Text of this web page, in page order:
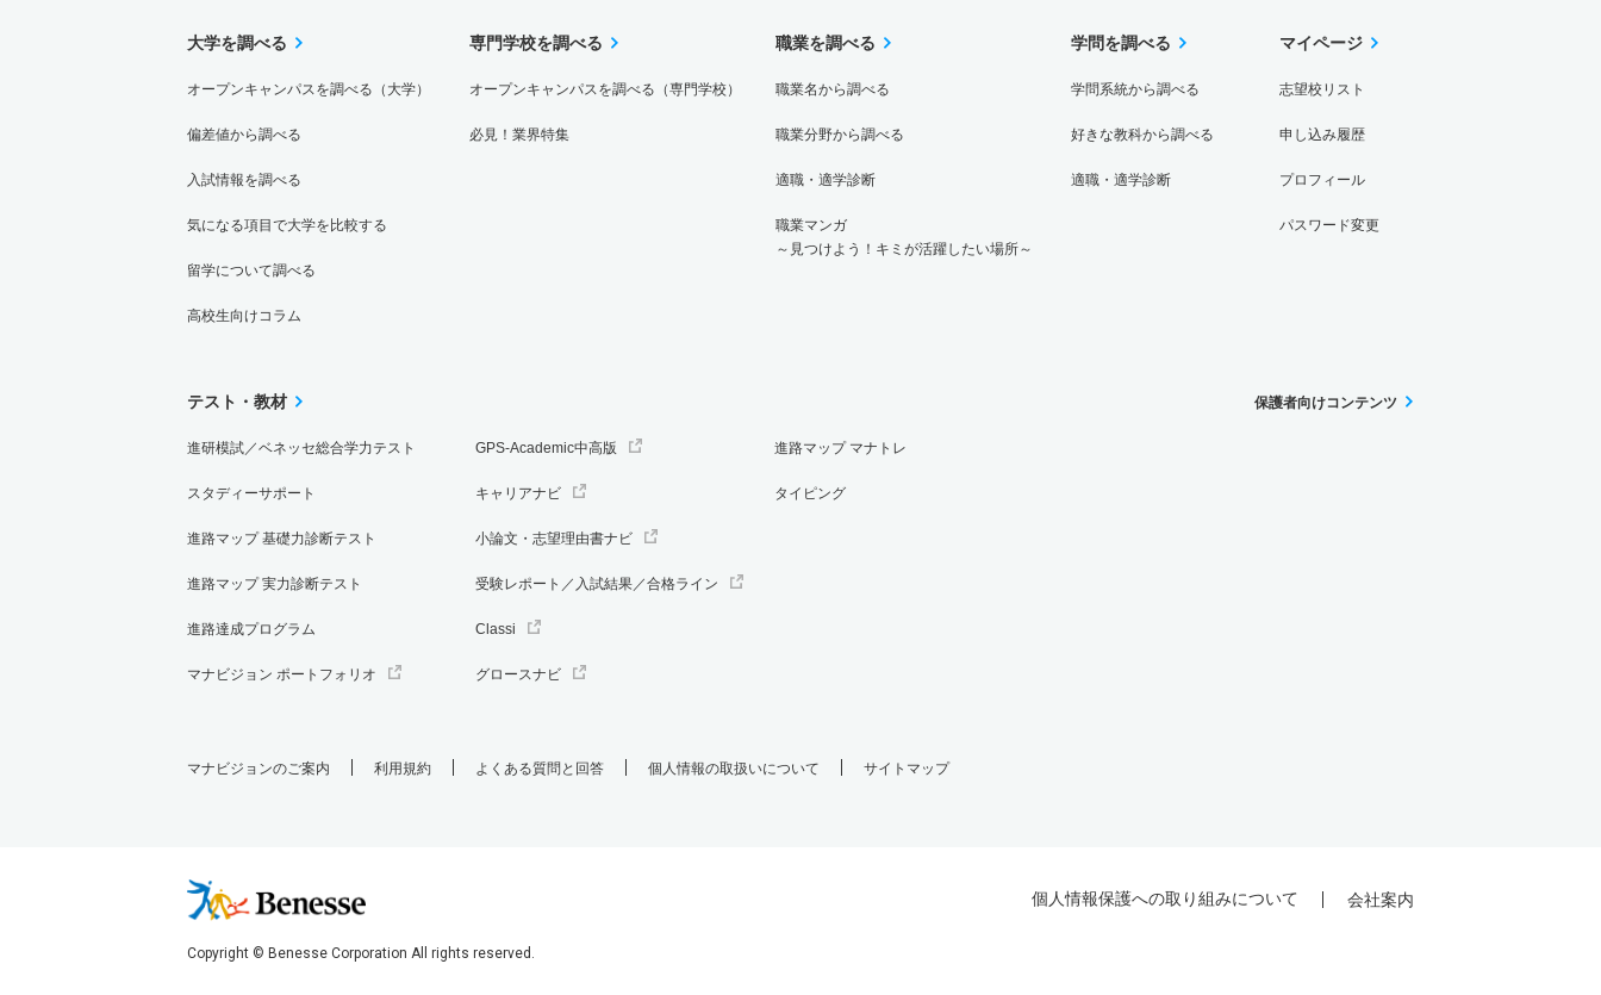
大学を調べる
オープンキャンパスを調べる（大学）
偏差値から調べる
入試情報を調べる
気になる項目で大学を比較する
留学について調べる
高校生向けコラム
専門学校を調べる
オープンキャンパスを調べる（専門学校）
必見！業界特集
職業を調べる
職業名から調べる
職業分野から調べる
適職・適学診断
職業マンガ
～見つけよう！キミが活躍したい場所～
学問を調べる
学問系統から調べる
好きな教科から調べる
適職・適学診断
マイページ
志望校リスト
申し込み履歴
プロフィール
パスワード変更
テスト・教材
進研模試／ベネッセ総合学力テスト
スタディーサポート
進路マップ 基礎力診断テスト
進路マップ 実力診断テスト
進路達成プログラム
マナビジョン ポートフォリオ
GPS-Academic中高版
キャリアナビ
小論文・志望理由書ナビ
受験レポート／入試結果／合格ライン
Classi
グロースナビ
進路マップ マナトレ
タイピング
保護者向けコンテンツ
マナビジョンのご案内 利用規約 よくある質問と回答 個人情報の取扱いについて サイトマップ
個人情報保護への取り組みについて 会社案内
Copyright © Benesse Corporation All rights reserved.